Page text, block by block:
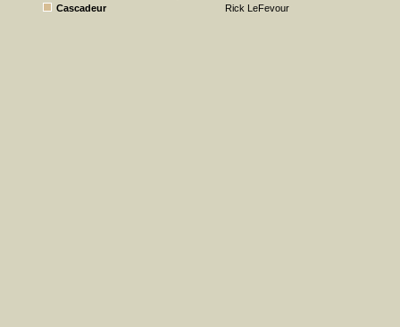
Cascadeur
Rick LeFevour